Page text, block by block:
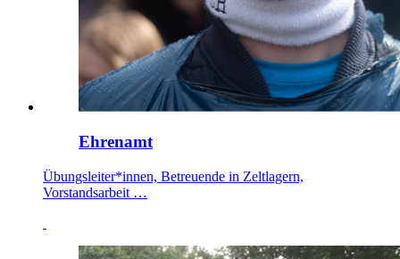
Ehrenamt
Übungsleiter*innen, Betreuende in Zeltlagern,
Vorstandsarbeit …